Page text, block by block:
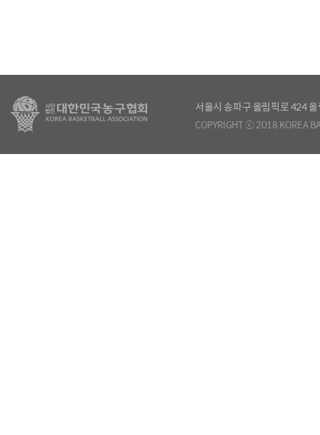
서울시 송파구 올림픽로 424
COPYRIGHT ⓒ 2018 KOREA